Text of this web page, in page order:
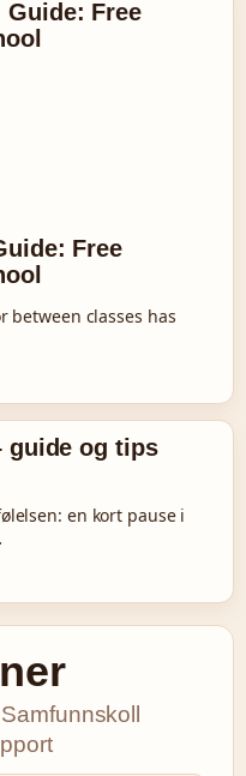
Free
between classes has
guide og tips
en kort pause i